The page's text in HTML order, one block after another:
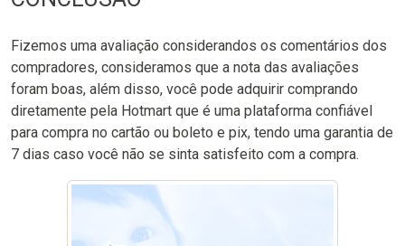
Fizemos uma avaliação considerandos os comentários dos
compradores, consideramos que a nota das avaliações
foram boas, além disso, você pode adquirir comprando
diretamente pela Hotmart que é uma plataforma confiável
para compra no cartão ou boleto e pix, tendo uma garantia de
7 dias caso você não se sinta satisfeito com a compra.